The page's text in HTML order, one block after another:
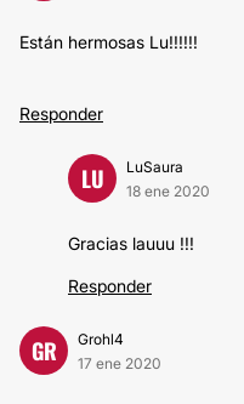
Están hermosas Lu!!!!!!
Responder
LU
LuSaura
18 ene 2020
Gracias lauuu !!!
Responder
GR
Grohl4
17 ene 2020